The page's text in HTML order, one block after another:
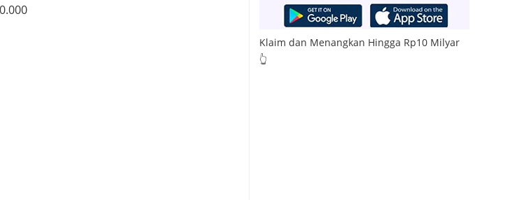
Klaim dan Menangkan Hingga Rp10 Milyar
👆